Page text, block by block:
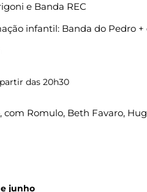
e Banda REC
infantil: Banda do Pedro
das 20h30
com Romulo, Beth Favaro,
junho